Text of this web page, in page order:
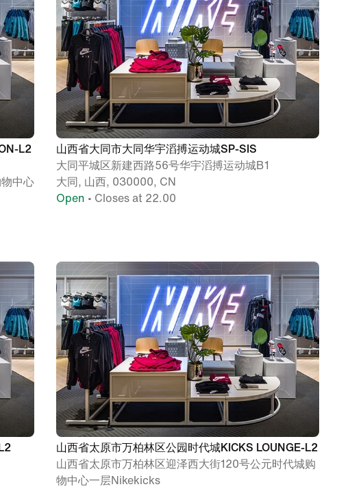
L2
中心
山西省大同市大同华宇滔搏运动城SP-SIS
大同平城区新建西路56号华宇滔搏运动城B1
大同, 山西, 030000, CN
Open • Closes at 22.00
山西省太原市万柏林区公园时代城KICKS LOUNGE-L2
山西省太原市万柏林区迎泽西大街120号公元时代城购
物中心一层Nikekicks